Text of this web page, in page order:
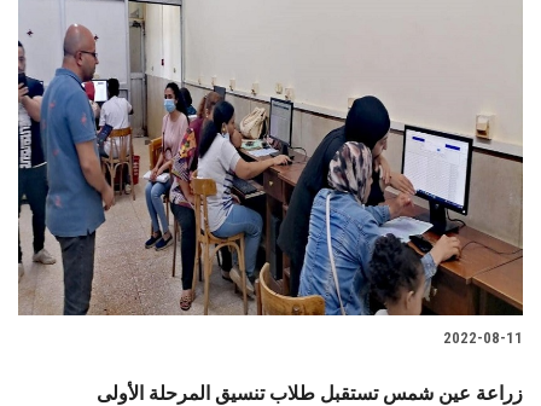
2022-08-11
زراعة عين شمس تستقبل طلاب تنسيق المرحلة الأولى